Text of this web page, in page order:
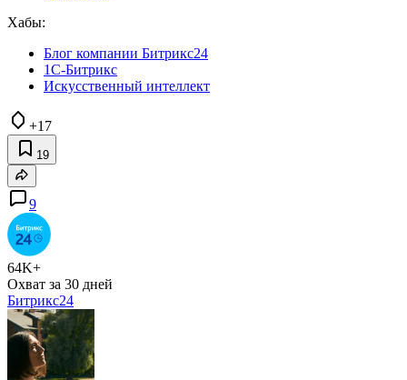
Хабы:
Блог компании Битрикс24
1С-Битрикс
Искусственный интеллект
+17
19
9
64K+
Охват за 30 дней
Битрикс24